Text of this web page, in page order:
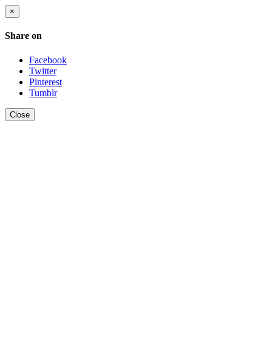
×
Share on
Facebook
Twitter
Pinterest
Tumblr
Close